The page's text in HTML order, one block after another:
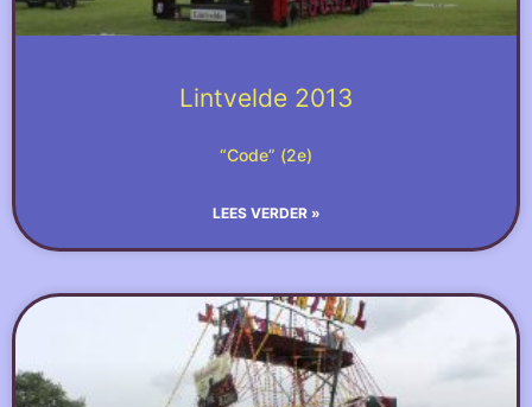
Lintvelde 2013
“Code” (2e)
LEES VERDER »